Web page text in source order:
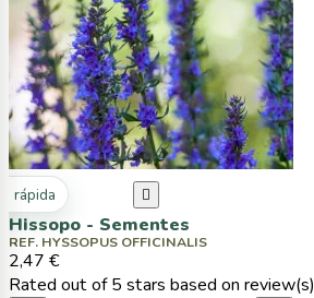
rápida 
Hissopo - Sementes
REF. HYSSOPUS OFFICINALIS
2,47 €
Rated out of 5 stars based on review(s)